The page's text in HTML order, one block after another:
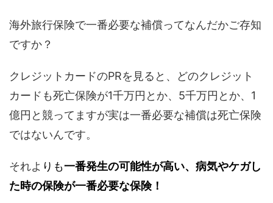
海外旅行保険で一番必要な補償ってなんだかご存知
ですか？
クレジットカードのPRを見ると、どのクレジット
カードも死亡保険が1千万円とか、5千万円とか、1
億円と競ってますが実は一番必要な補償は死亡保険
ではないんです。
それよ りも一番発生の可能性が高い、病気やケガし
た時の保険が一番必要な保険！